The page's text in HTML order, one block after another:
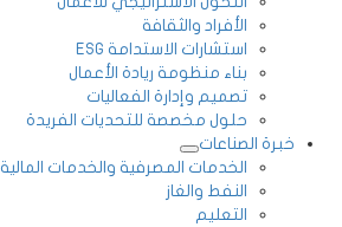
الأفراد والثقافة
استشارات الاستدامة ESG
بناء منظومة ريادة الأعمال
تصميم وإدارة الفعاليات
حلول مخصصة للتحديات الفريدة
خبرة الصناعات
الخدمات المصرفية والخدمات المالية
النفط والغاز
التعليم